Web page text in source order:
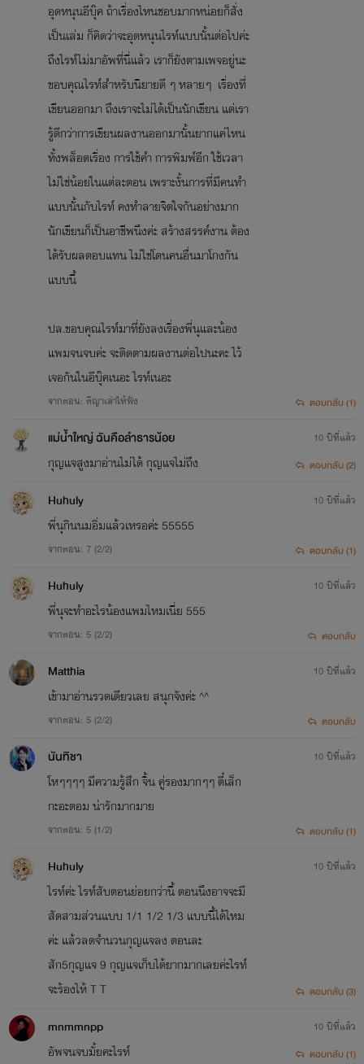
อุดหนุนอีบุ๊ค ถ้าเรื่องไหนชอบมากหน่อยก็สั่ง
เป็นเล่ม ก็คิดว่าจะอุดหนุนไรท์แบบนั้นต่อไปค่ะ
ถึงไรท์ไม่มาอัพที่นี่แล้ว เราก็ยังตามเพจอยู่นะ
ขอบคุณไรท์สำหรับนิยายดี ๆ หลายๆ เรื่องที่
เขียนออกมา ถึงเราจะไม่ได้เป็นนักเขียน แต่เรา
รู้ดีกว่าการเขียนผลงานออกมานั้นยากแค่ไหน
ทั้งพล็อตเรื่อง การใช้คำ การพิมพ์อีก ใช้เวลา
ไม่ใช่น้อยในแต่ละตอน เพราะงั้นการที่มีคนทำ
แบบนั้นกับไรท์ คงทำลายจิตใจกันอย่างมาก
นักเขียนก็เป็นอาชีพนึงค่ะ สร้างสรรค์งาน ต้อง
ได้รับผลตอบแทน ไม่ใช่โดนคนอื่นมาโกงกัน
แบบนี้
ปล.ขอบคุณไรท์มาที่ยังลงเรื่องพี่นุและน้อง
แพมจนจบค่ะ จะติดตามผลงานต่อไปนะคะ ไว้
เจอกันในอีบุ๊คเนอะ ไรท์เนอะ
จากตอน: ติญาเล่าให้ฟัง ตอบกลับ (1)
แม่น้ำใหญ่ ฉันคือลำธารน้อย
กุญแจสูงมาอ่านไม่ได้ กุญแจไม่ถึง
10 ปีที่แล้ว
ตอบกลับ (2)
Huhuly
พี่นุกินนมอิ่มแล้วเหรอค่ะ 55555
จากตอน: 7 (2/2)
10 ปีที่แล้ว
ตอบกลับ (1)
Huhuly
พี่นุจะทำอะไรน้องแพมไหมเนี่ย 555
จากตอน: 5 (2/2)
10 ปีที่แล้ว
ตอบกลับ
Matthia
เข้ามาอ่านรวดเดียวเลย สนุกจังค่ะ ^^
จากตอน: 5 (2/2)
10 ปีที่แล้ว
ตอบกลับ
นันทิชา
โหๆๆๆๆ มีความรู้สึก จิ้น คู่รองมากๆๆ ตี๋เล็ก
กะอะตอม น่ารักมากมาย
จากตอน: 5 (1/2)
10 ปีที่แล้ว
ตอบกลับ (1)
Huhuly
ไรท์ค่ะ ไรท์สับตอนย่อยกว่านี้ ตอนนึงอาจจะมี
สัดสามส่วนแบบ 1/1 1/2 1/3 แบบนี้ได้ไหม
ค่ะ แล้วลดจำนวนกุญแจลง ตอนละ
สัก5กุญแจ 9 กุญแจเก็บได้ยากมากเลยค่ะไรท์
จะร้องไห้ T T
10 ปีที่แล้ว
ตอบกลับ (3)
mnmmnpp
อัพจนจบมั้ยคะไรท์
10 ปีที่แล้ว
ตอบกลับ (1)